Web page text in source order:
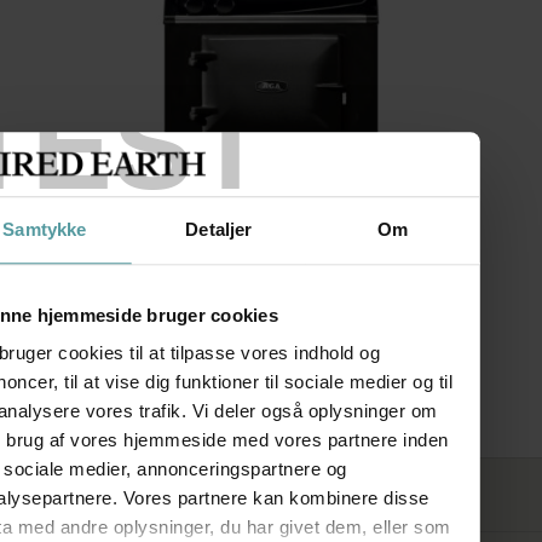
Samtykke Detaljer Om
hjemmeside bruger cookies
cookies til at tilpasse vores indhold og
til at vise dig funktioner til sociale medier og til
vores trafik. Vi deler også oplysninger om
brug af vores hjemmeside med vores partnere inden
medier, annonceringspartnere og
Vores partnere kan kombinere disse
med andre oplysninger, du har givet dem, eller som
AGA ER3 60 cm
FØLG OS